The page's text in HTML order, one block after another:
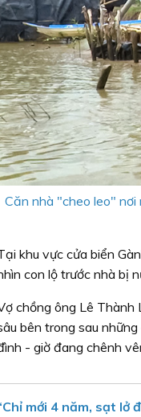
Căn nhà "cheo leo" nơi
khu vực cửa biển
con lộ trước nhà bị
chồng ông Lê Thành
bên trong sau
- giờ đang chênh
mới 4 năm, sạt lở